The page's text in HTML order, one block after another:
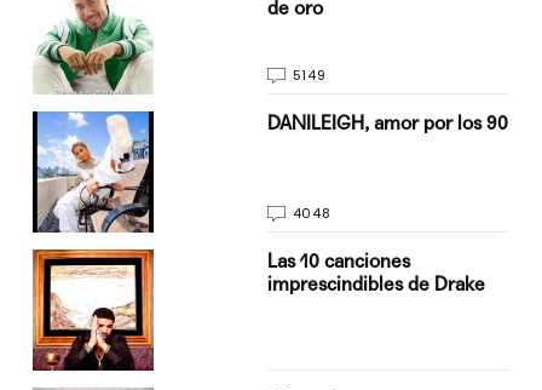
de oro
5149
DANILEIGH, amor por los 90
4048
Las 10 canciones
imprescindibles de Drake